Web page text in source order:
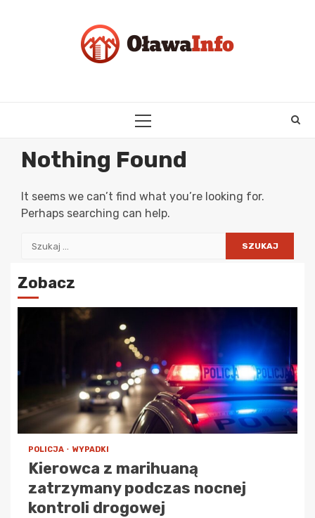
PRIMARY
Nothing Found
It seems we can’t find what you’re looking for.
Perhaps searching can help.
Szukaj:
Zobacz
POLICJA WYPADKI
Kierowca z marihuaną
zatrzymany podczas nocnej
kontroli drogowej